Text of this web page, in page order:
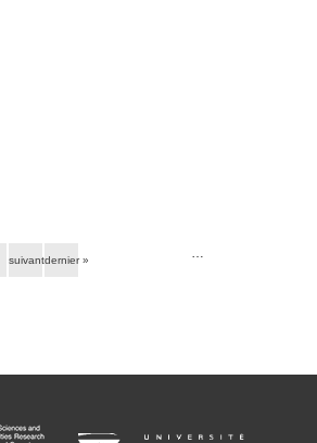
…
suivant ›dernier »